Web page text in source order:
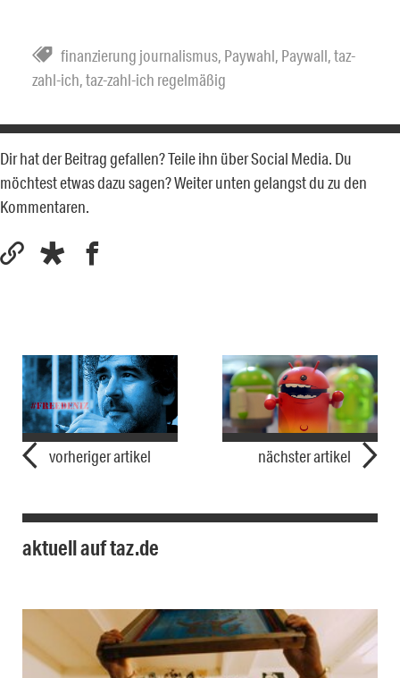
finanzierung journalismus, Paywahl, Paywall,taz-
zahl-ich,taz-zahl-ich regelmäßig
Dir hat der Beitrag gefallen? Teile ihn über Social Media. Du
möchtest etwas dazu sagen? Weiter unten gelangst du zu den
Kommentaren.
vorheriger artikel nächster artikel
aktuell auf taz.de